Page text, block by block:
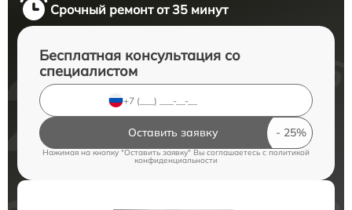
Срочный ремонт от 35 минут
Бесплатная консультация со
специалистом
Оставить заявку
Нажимая на кнопку "Оставить заявку" Вы соглашаетесь cполитикой
конфиденциальности